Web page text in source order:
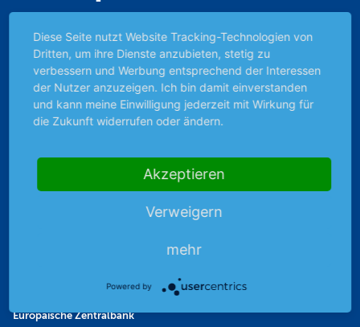
Abonnement kündigen
Vertrag widerrufen
Aktienmagazin
Aktien-Zeitschrift
Kundenservice
Anlage & Finanzen
Europäische Zentralbank
Diese Seite nutzt Website Tracking-Technologien von
Dritten, um ihre Dienste anzubieten, stetig zu
verbessern und Werbung entsprechend der Interessen
der Nutzer anzuzeigen. Ich bin damit einverstanden
und kann meine Einwilligung jederzeit mit Wirkung für
die Zukunft widerrufen oder ändern.
Akzeptieren
Verweigern
mehr
Powered by